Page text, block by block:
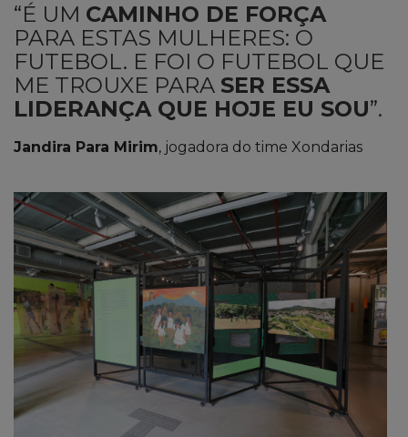
“É UM CAMINHO DE FORÇA
PARA ESTAS MULHERES: O
FUTEBOL. E FOI O FUTEBOL QUE
ME TROUXE PARA SER ESSA
LIDERANÇA QUE HOJE EU SOU”.
Jandira Para Mirim, jogadora do time Xondarias